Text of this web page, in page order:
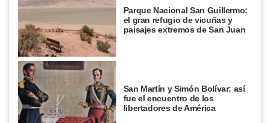
Parque Nacional San Guillermo:
el gran refugio de vicuñas y
paisajes extremos de San Juan
San Martín y Simón Bolívar: así
fue el encuentro de los
libertadores de América